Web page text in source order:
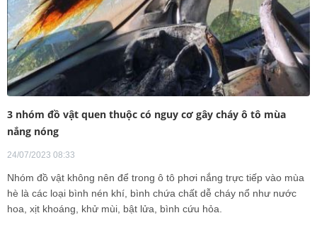
3 nhóm đồ vật quen thuộc có nguy cơ gây cháy ô tô mùa
nắng nóng
24/07/2023 08:33
Nhóm đồ vật không nên để trong ô tô phơi nắng trực tiếp vào mùa
hè là các loại bình nén khí, bình chứa chất dễ cháy nổ như nước
hoa, xịt khoáng, khử mùi, bật lửa, bình cứu hỏa.